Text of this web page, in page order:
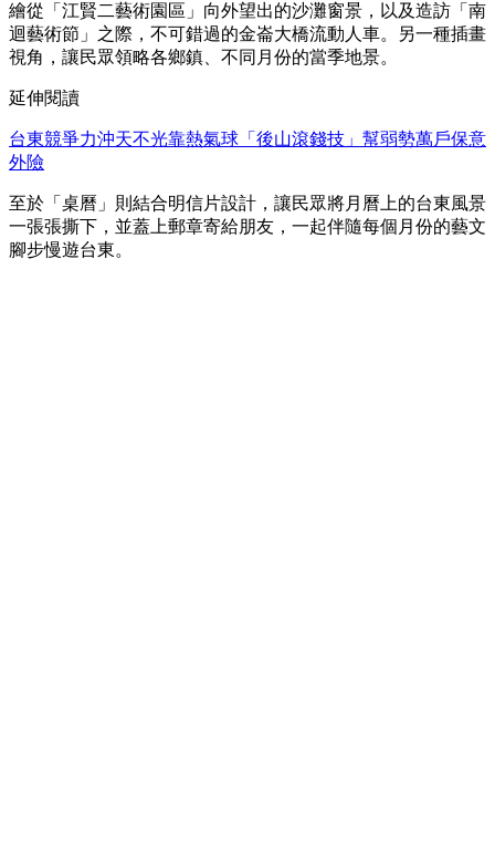
繪從「江賢二藝術園區」向外望出的沙灘窗景，以及造訪「南
迴藝術節」之際，不可錯過的金崙大橋流動人車。另一種插畫
視角，讓民眾領略各鄉鎮、不同月份的當季地景。
延伸閱讀
台東競爭力沖天不光靠熱氣球「後山滾錢技」幫弱勢萬戶保意
外險
至於「桌曆」則結合明信片設計，讓⺠眾將月曆上的台東風景
一張張撕下，並蓋上郵章寄給朋友，一起伴隨每個月份的藝文
腳步慢遊台東。